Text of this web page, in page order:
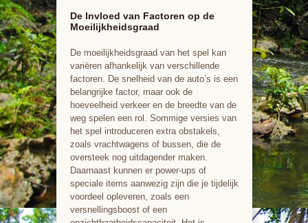
De Invloed van Factoren op de
Moeilijkheidsgraad
De moeilijkheidsgraad van het spel kan
variëren afhankelijk van verschillende
factoren. De snelheid van de auto’s is een
belangrijke factor, maar ook de
hoeveelheid verkeer en de breedte van de
weg spelen een rol. Sommige versies van
het spel introduceren extra obstakels,
zoals vrachtwagens of bussen, die de
oversteek nog uitdagender maken.
Daarnaast kunnen er power-ups of
speciale items aanwezig zijn die je tijdelijk
voordeel opleveren, zoals een
versnellingsboost of een